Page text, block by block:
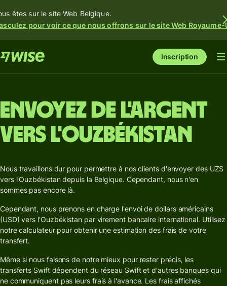
êtes sur le site Web Belgique.
pour voir ce que nous offrons sur le site Web Royaume-
Inscription
Envoyez de l'argent
vers l'Ouzbékistan
Nous travaillons dur pour permettre à nos clients d'envoyer des UZS
vers l'Ouzbékistan depuis la Belgique. Cependant, nous n'en
sommes pas encore là.
Cependant, nous prenons en charge l'envoi de dollars américains
(USD) vers l'Ouzbékistan par virement bancaire international. Utilisez
notre calculateur pour obtenir une estimation des frais de votre
transfert.
Même si nous faisons de notre mieux pour rester précis, les
transferts Swift dépendent du réseau Swift et d'autres banques qui
ne communiquent pas leurs frais à l'avance. Les frais affichés